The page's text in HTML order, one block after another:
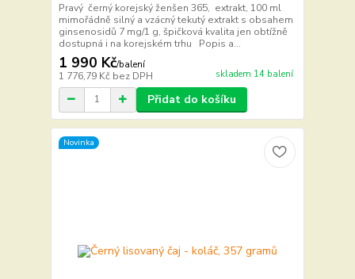
Pravý černý korejský ženšen 365, extrakt, 100 ml
mimořádně silný a vzácný tekutý extrakt s obsahem
ginsenosidů 7 mg/1 g, špičková kvalita jen obtížně
dostupná i na korejském trhu Popis a...
1 990 Kč/balení
1 776,79 Kč bez DPH skladem 14 balení
Přidat do košíku
Novinka